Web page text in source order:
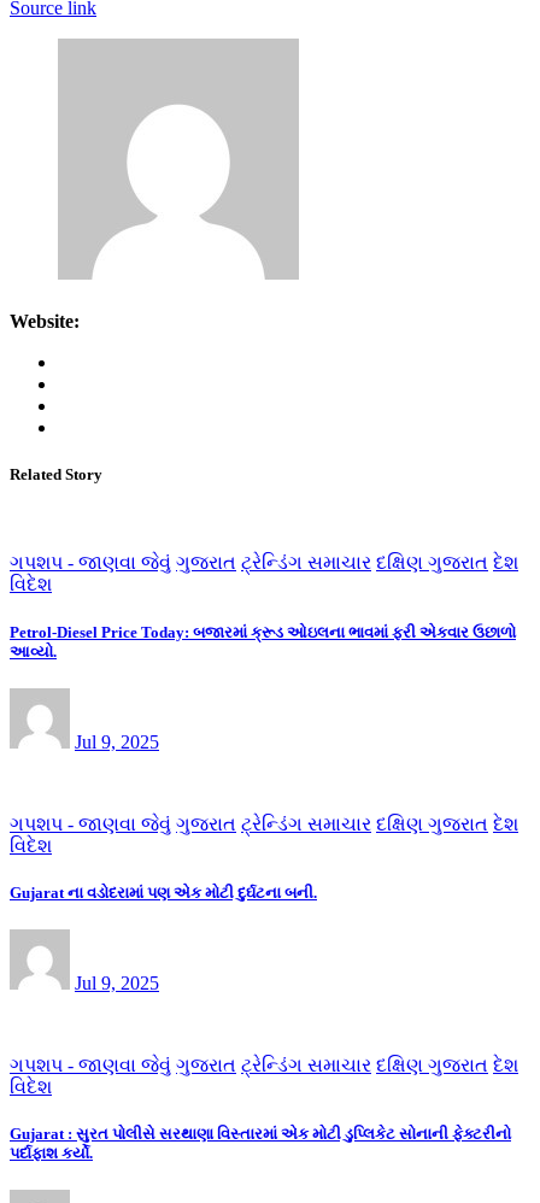
Source link
Website:
Related Story
ગપશપ - જાણવા જેવું ગુજરાત ટ્રેન્ડિંગ સમાચાર દક્ષિણ ગુજરાત દેશ
વિદેશ
Petrol-Diesel Price Today: બજારમાં ક્રૂડ ઓઇલના ભાવમાં ફરી એકવાર ઉછાળો
આવ્યો.
Jul 9, 2025
ગપશપ - જાણવા જેવું ગુજરાત ટ્રેન્ડિંગ સમાચાર દક્ષિણ ગુજરાત દેશ
વિદેશ
Gujarat ના વડોદરામાં પણ એક મોટી દુર્ઘટના બની.
Jul 9, 2025
ગપશપ - જાણવા જેવું ગુજરાત ટ્રેન્ડિંગ સમાચાર દક્ષિણ ગુજરાત દેશ
વિદેશ
Gujarat : સુરત પોલીસે સરથાણા વિસ્તારમાં એક મોટી ડુપ્લિકેટ સોનાની ફેક્ટરીનો
પર્દાફાશ કર્યો.